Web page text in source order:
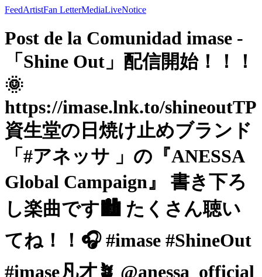
FeedArtistFan LetterMediaLiveNotice
Post de la Comunidad imase -
「Shine Out」配信開始！！！
🌞
https://imase.lnk.to/shineoutTP
資生堂の日焼け止めブランド
「#アネッサ 」の『ANESSA
Global Campaign』 書き下ろ
し楽曲です🏙️ たくさん聴い
てね！！🎧 #imase #ShineOut
#imase凡才🪴 @anessa_official